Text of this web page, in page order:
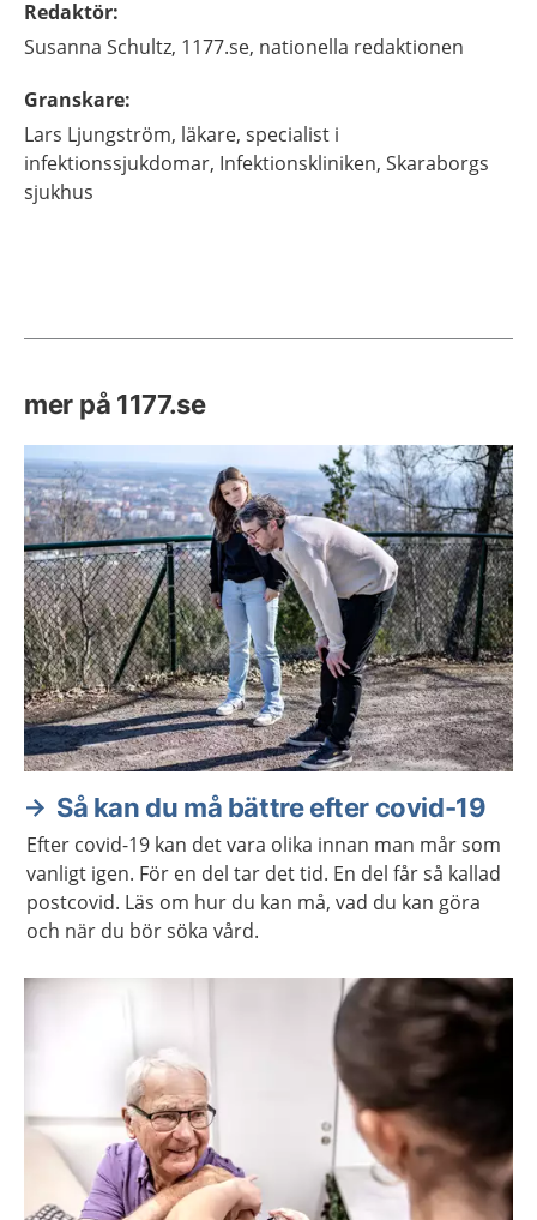
Redaktör:
Susanna Schultz, 1177.se, nationella redaktionen
Granskare:
Lars Ljungström, läkare, specialist i
infektionssjukdomar, Infektionskliniken, Skaraborgs
sjukhus
mer på 1177.se
Så kan du må bättre efter covid-19
Efter covid-19 kan det vara olika innan man mår som
vanligt igen. För en del tar det tid. En del får så kallad
postcovid. Läs om hur du kan må, vad du kan göra
och när du bör söka vård.